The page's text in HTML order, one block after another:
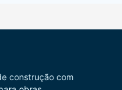
construção com